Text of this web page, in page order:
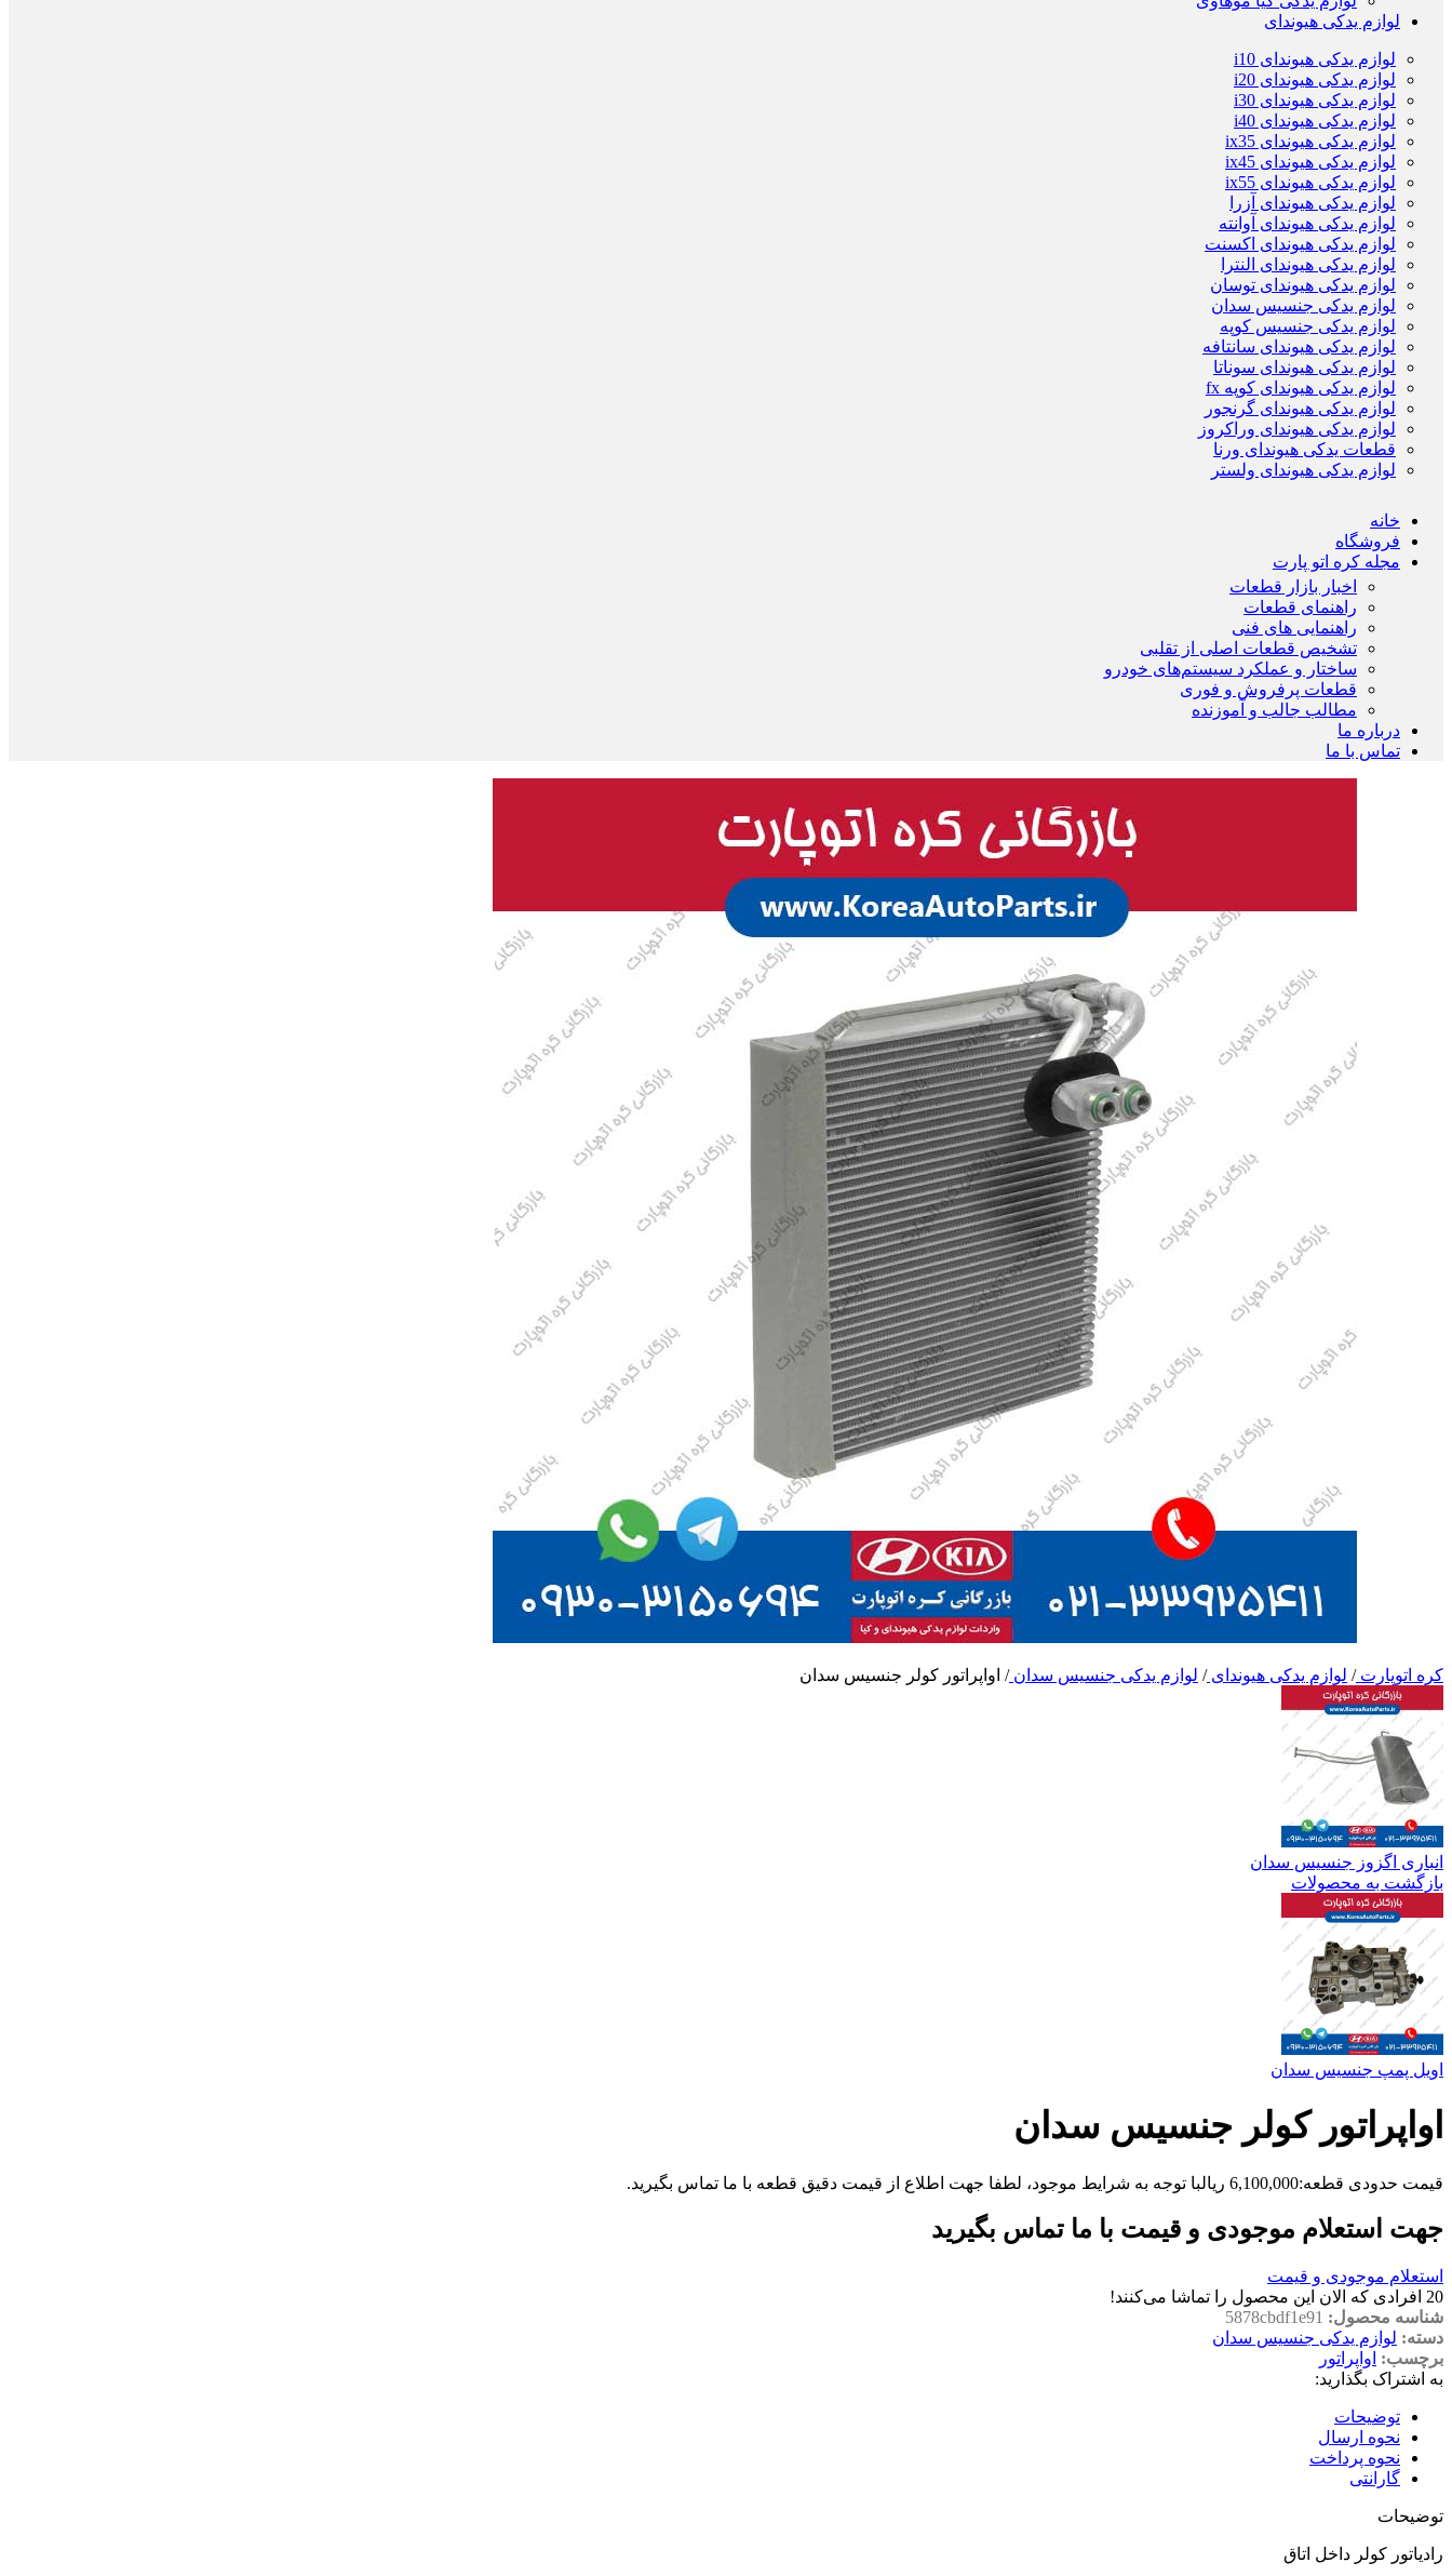
لوازم یدکی هیوندای
لوازم یدکی هیوندای i10
لوازم یدکی هیوندای i20
لوازم یدکی هیوندای i30
لوازم یدکی هیوندای i40
لوازم یدکی هیوندای ix35
لوازم یدکی هیوندای ix45
لوازم یدکی هیوندای ix55
لوازم یدکی هیوندای آزرا
لوازم یدکی هیوندای آوانته
لوازم یدکی هیوندای اکسنت
لوازم یدکی هیوندای النترا
لوازم یدکی هیوندای توسان
لوازم یدکی جنسیس سدان
لوازم یدکی جنسیس کوپه
لوازم یدکی هیوندای سانتافه
لوازم یدکی هیوندای سوناتا
لوازم یدکی هیوندای کوپه fx
لوازم یدکی هیوندای گرنجور
لوازم یدکی هیوندای وراکروز
قطعات یدکی هیوندای ورنا
لوازم یدکی هیوندای ولستر
خانه
فروشگاه
مجله کره اتو پارت
اخبار بازار قطعات
راهنمای قطعات
راهنمایی های فنی
تشخیص قطعات اصلی از تقلبی
ساختار و عملکرد سیستم‌های خودرو
قطعات پرفروش و فوری
مطالب جالب و آموزنده
درباره ما
تماس با ما
کره اتوپارت/ لوازم یدکی هیوندای/ لوازم یدکی جنسیس سدان/ اواپراتور کولر جنسیس سدان
انباری اگزوز جنسیس سدان
بازگشت به محصولات
اویل پمپ جنسیس سدان
اواپراتور کولر جنسیس سدان
قیمت حدودی قطعه:6,100,000 ریالبا توجه به شرایط موجود، لطفا جهت اطلاع از قیمت دقیق قطعه با ما تماس بگیرید.
جهت استعلام موجودی و قیمت با ما تماس بگیرید
استعلام موجودی و قیمت
20 افرادی که الان این محصول را تماشا می‌کنند!
شناسه محصول: 5878cbdf1e91
دسته: لوازم یدکی جنسیس سدان
برچسب: اواپراتور
به اشتراک بگذارید:
توضیحات
نحوه ارسال
نحوه پرداخت
گارانتی
توضیحات
رادیاتور کولر داخل اتاق